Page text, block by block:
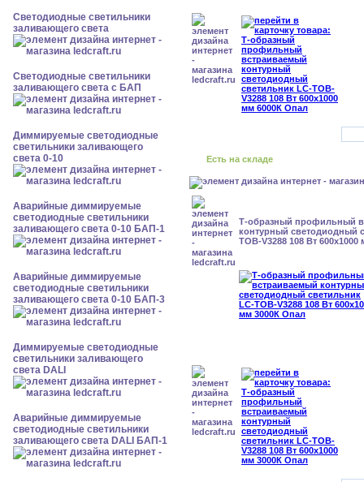
Светодиодные светильники
заливающего света
Светодиодные светильники
заливающего света с БАП
Диммируемые светодиодные
светильники заливающего
света 0-10
Аварийные диммируемые
светодиодные светильники
заливающего света 0-10 БАП-1
Аварийные диммируемые
светодиодные светильники
заливающего света 0-10 БАП-3
Диммируемые светодиодные
светильники заливающего
света DALI
Аварийные диммируемые
светодиодные светильники
заливающего света DALI БАП-1
Есть на складе
Т-образный профильный
контурный светодиодный
TOB-V3288 108 Вт